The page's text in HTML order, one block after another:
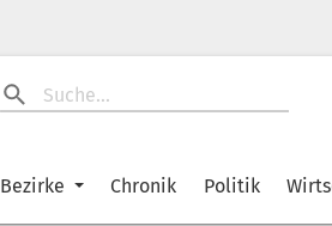
Bezirke Chronik Politik